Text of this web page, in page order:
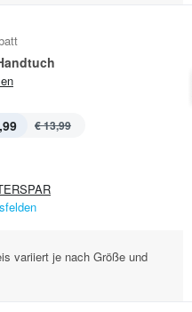
€ 13,99
variiert je nach Größe und